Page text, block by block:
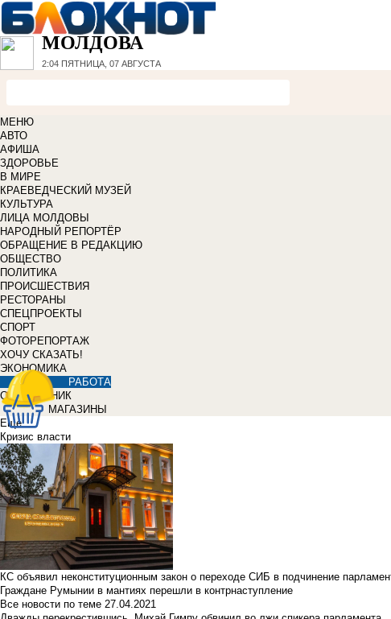
МОЛДОВА
2:04 ПЯТНИЦА, 07 АВГУСТА
МЕНЮ
АВТО
АФИША
ЗДОРОВЬЕ
В МИРЕ
КРАЕВЕДЧЕСКИЙ МУЗЕЙ
КУЛЬТУРА
ЛИЦА МОЛДОВЫ
НАРОДНЫЙ РЕПОРТЁР
ОБРАЩЕНИЕ В РЕДАКЦИЮ
ОБЩЕСТВО
ПОЛИТИКА
ПРОИСШЕСТВИЯ
РЕСТОРАНЫ
СПЕЦПРОЕКТЫ
СПОРТ
ФОТОРЕПОРТАЖ
ХОЧУ СКАЗАТЬ!
ЭКОНОМИКА
РАБОТА
СПРАВОЧНИК
МАГАЗИНЫ
Еще
Кризис власти
КС объявил неконституционным закон о переходе СИБ в подчинение
Граждане Румынии в мантиях перешли в контрнаступление
Все новости по теме 27.04.2021